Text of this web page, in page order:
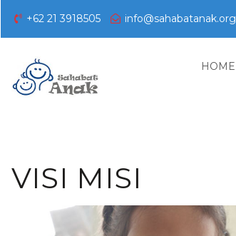
+62 21 3918505 info@sahabatanak.org
HOME
VISI MISI